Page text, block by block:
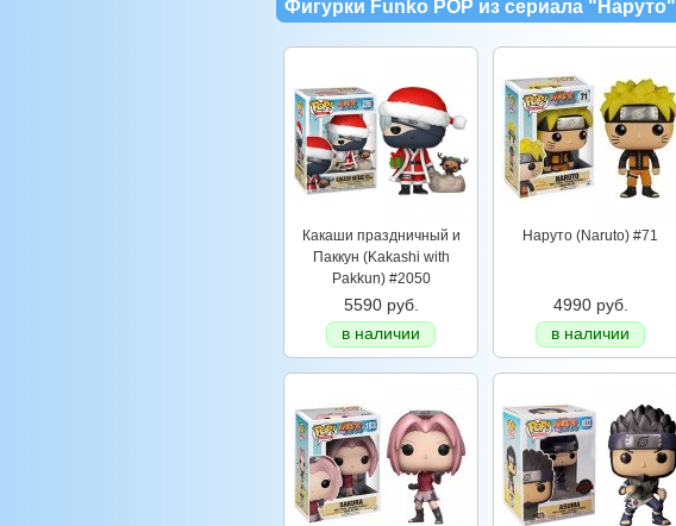
Фигурки Funko POP из сериала "Наруто"
Какаши праздничный и
Паккун (Kakashi with
Pakkun) #2050
5590 руб.
в наличии
Наруто (Naruto) #71
4990 руб.
в наличии